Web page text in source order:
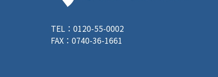
TEL：0120-55-0002
FAX：0740-36-1661